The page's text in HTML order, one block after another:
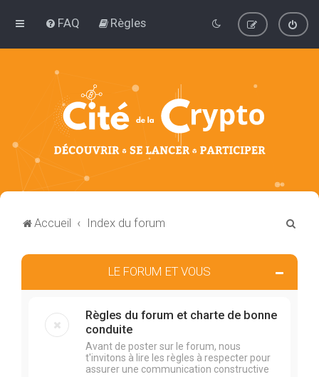
FAQ Règles
Accueil Index du forum
c
LE FORUM ET VOUS
Règles du forum et charte de bonne
conduite
Avant de poster sur le forum, nous
t'invitons à lire les règles à respecter pour
assurer une communication constructive